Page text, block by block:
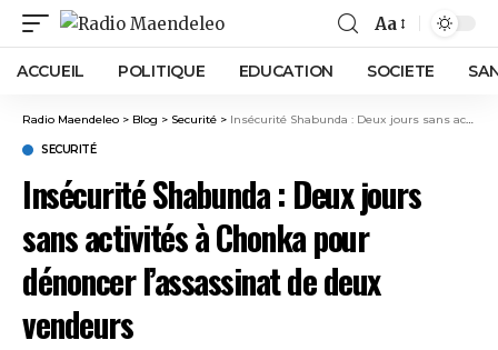
Aa
ACCUEIL POLITIQUE EDUCATION SOCIETE
Radio Maendeleo > Blog > Securité > Insécurité Shabunda : Deux jours sans activités à Chonka pour dénoncer l’assassinat de deux vendeurs
SECURITÉ
Insécurité Shabunda : Deux jours
sans activités à Chonka pour
dénoncer l’assassinat de deux
vendeurs